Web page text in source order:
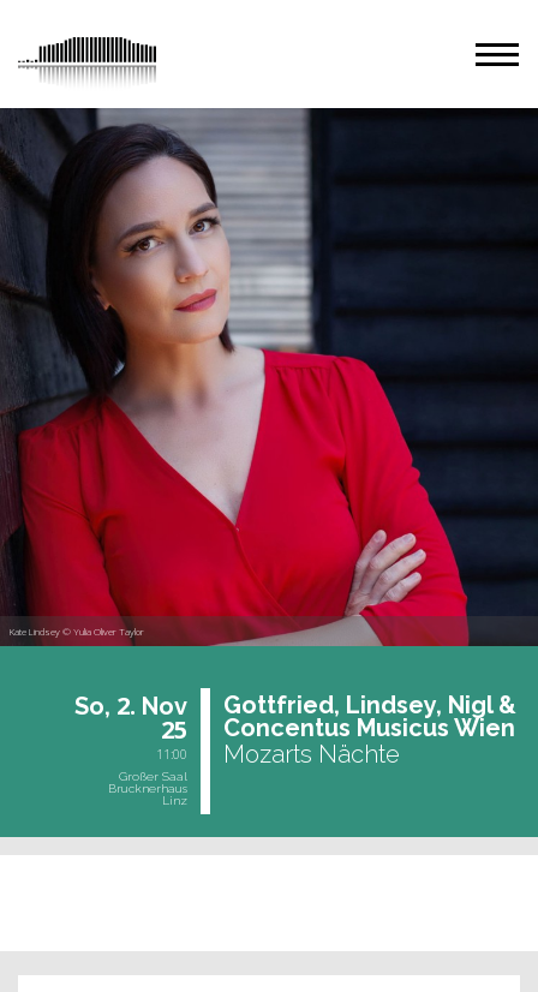
Kate Lindsey © Yulia Oliver Taylor
So, 2. Nov
25
11:00
Großer Saal
Brucknerhaus
Linz
Gott­fried, Lind­sey, Nigl &
Con­cen­tus Mu­si­cus Wien
Mozarts Nächte